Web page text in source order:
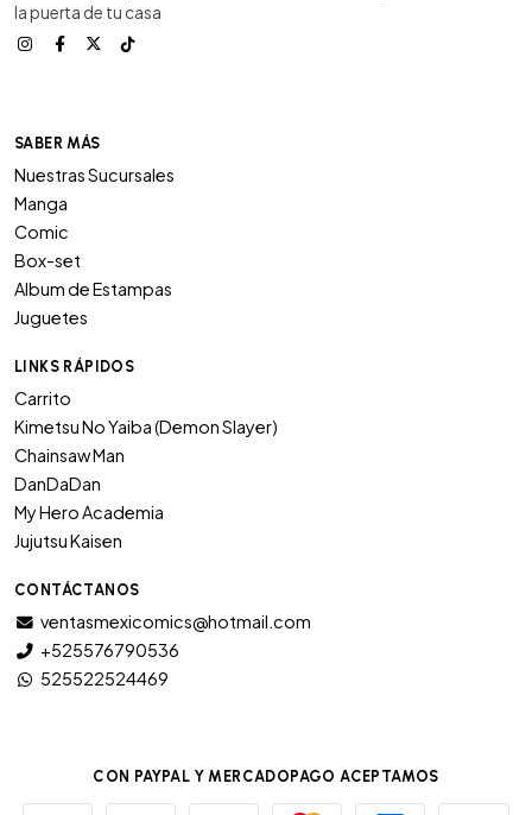
la puerta de tu casa
SABER MÁS
Nuestras Sucursales
Manga
Comic
Box-set
Album de Estampas
Juguetes
LINKS RÁPIDOS
Carrito
Kimetsu No Yaiba (Demon Slayer)
Chainsaw Man
DanDaDan
My Hero Academia
Jujutsu Kaisen
CONTÁCTANOS
ventasmexicomics@hotmail.com
+525576790536
525522524469
CON PAYPAL Y MERCADOPAGO ACEPTAMOS